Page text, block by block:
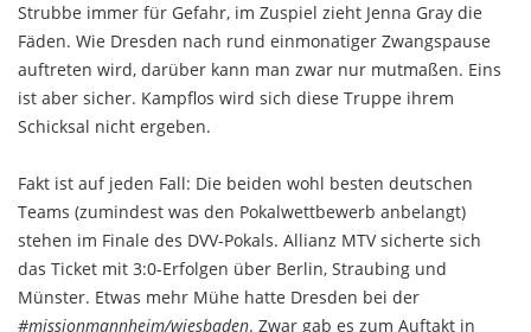
Strubbe immer für Gefahr, im Zuspiel zieht Jenna Gray die
Fäden. Wie Dresden nach rund einmonatiger Zwangspause
auftreten wird, darüber kann man zwar nur mutmaßen. Eins
ist aber sicher. Kampflos wird sich diese Truppe ihrem
Schicksal nicht ergeben.
Fakt ist auf jeden Fall: Die beiden wohl besten deutschen
Teams (zumindest was den Pokalwettbewerb anbelangt)
stehen im Finale des DVV-Pokals. Allianz MTV sicherte sich
das Ticket mit 3:0-Erfolgen über Berlin, Straubing und
Münster. Etwas mehr Mühe hatte Dresden bei der
#missionmannheim/wiesbaden. Zwar gab es zum Auftakt in